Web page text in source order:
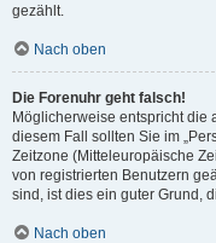
gezählt.
Nach oben
Die Forenuhr geht falsch!
Möglicherweise entspricht die
diesem Fall sollten Sie im
Zeitzone (Mitteleuropäische
von registrierten Benutzern
sind, ist dies ein guter Grund,
Nach oben